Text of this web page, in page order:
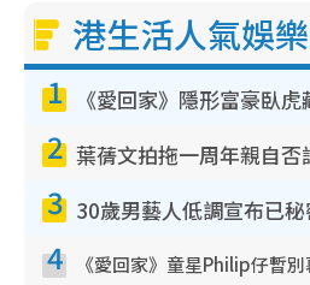
港生活人氣娛
1
2
3
4